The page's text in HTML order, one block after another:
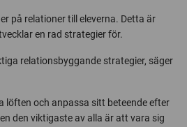
på relationer till eleverna. Detta är
en rad strategier för.
relationsbyggande strategier, säger
löften och anpassa sitt beteende efter
den viktigaste av alla är att vara sig